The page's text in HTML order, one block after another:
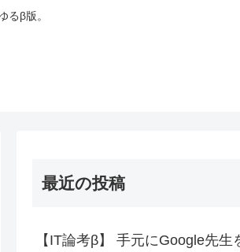
るβ版。
最近の投稿
【IT論考β】 手元にGoogle先生